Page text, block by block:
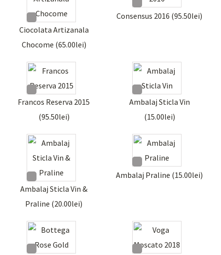
Ciocolata Artizanala
Chocome (65.00lei)
Consensus 2016 (95.50lei)
Francos Reserva 2015
(95.50lei)
Ambalaj Sticla Vin
(15.00lei)
Ambalaj Sticla Vin &
Praline (20.00lei)
Ambalaj Praline (15.00lei)